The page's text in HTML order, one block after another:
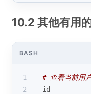
10.2 其他有用
BASH
1
# 查看当前用
2
id